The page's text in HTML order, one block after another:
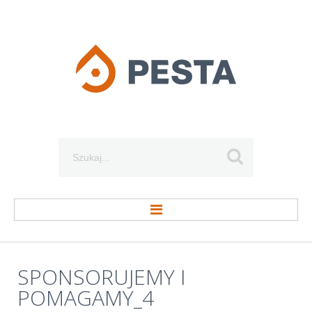
O FIRMIE
SPONSORUJEMY I
POMAGAMY_4